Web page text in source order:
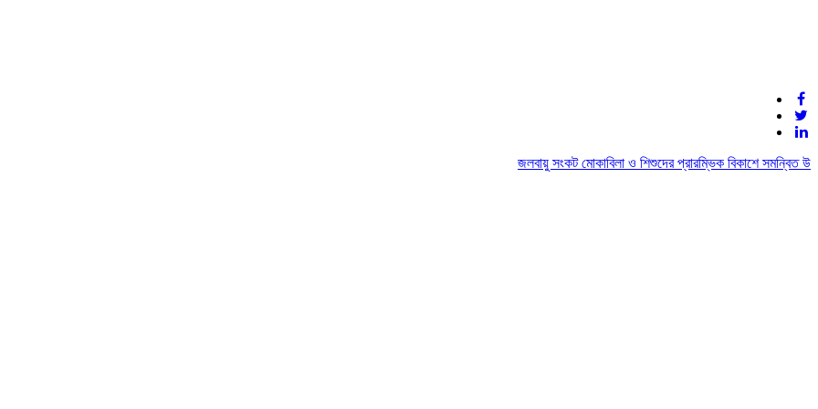
জলবায়ু সংকট মোকাবিলা ও শিশুদের প্রারম্ভিক বিকাশে সমন্বিত